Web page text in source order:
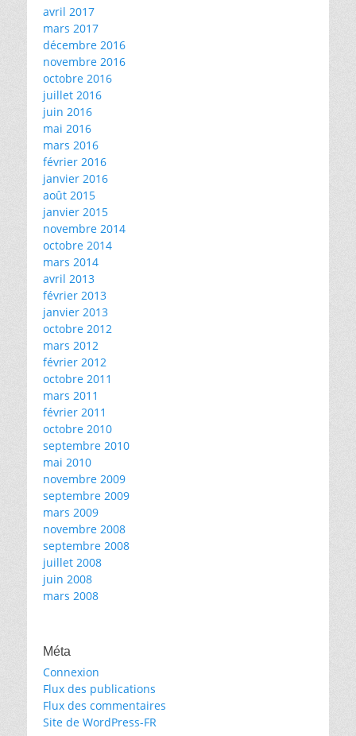
avril 2017
mars 2017
décembre 2016
novembre 2016
octobre 2016
juillet 2016
juin 2016
mai 2016
mars 2016
février 2016
janvier 2016
août 2015
janvier 2015
novembre 2014
octobre 2014
mars 2014
avril 2013
février 2013
janvier 2013
octobre 2012
mars 2012
février 2012
octobre 2011
mars 2011
février 2011
octobre 2010
septembre 2010
mai 2010
novembre 2009
septembre 2009
mars 2009
novembre 2008
septembre 2008
juillet 2008
juin 2008
mars 2008
Méta
Connexion
Flux des publications
Flux des commentaires
Site de WordPress-FR